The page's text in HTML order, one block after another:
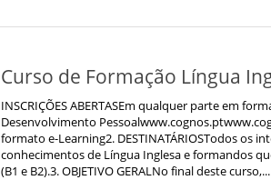
Curso de Formação Língua
INSCRIÇÕES ABERTASEm qualquer parte em
Desenvolvimento
formato e-Learning2. DESTINATÁRIOSTodos os
conhecimentos de Língua Inglesa e formandos
(B1 e B2).3. OBJETIVO GERALNo final deste curso,...